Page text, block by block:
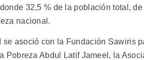
32,5 % de la población total,
nacional.
se asoció con la Fundación Sawiris
Pobreza Abdul Latif Jameel, la